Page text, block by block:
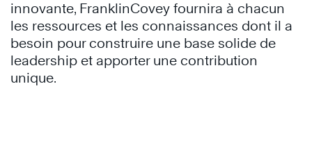
innovante, FranklinCovey fournira à chacun
les ressources et les connaissances dont il a
besoin pour construire une base solide de
leadership et apporter une contribution
unique.